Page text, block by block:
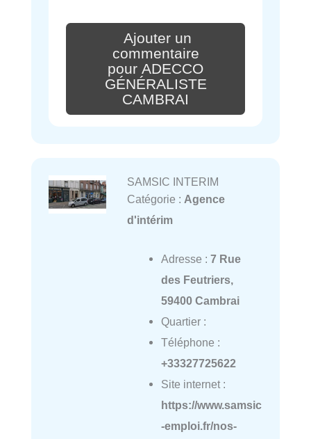
Ajouter un
commentaire
pour ADECCO
GÉNÉRALISTE
CAMBRAI
SAMSIC INTERIM
Catégorie : Agence
d'intérim
Adresse : 7 Rue
des Feutriers,
59400 Cambrai
Quartier :
Téléphone :
+33327725622
Site internet :
https://www.samsic
-emploi.fr/nos-